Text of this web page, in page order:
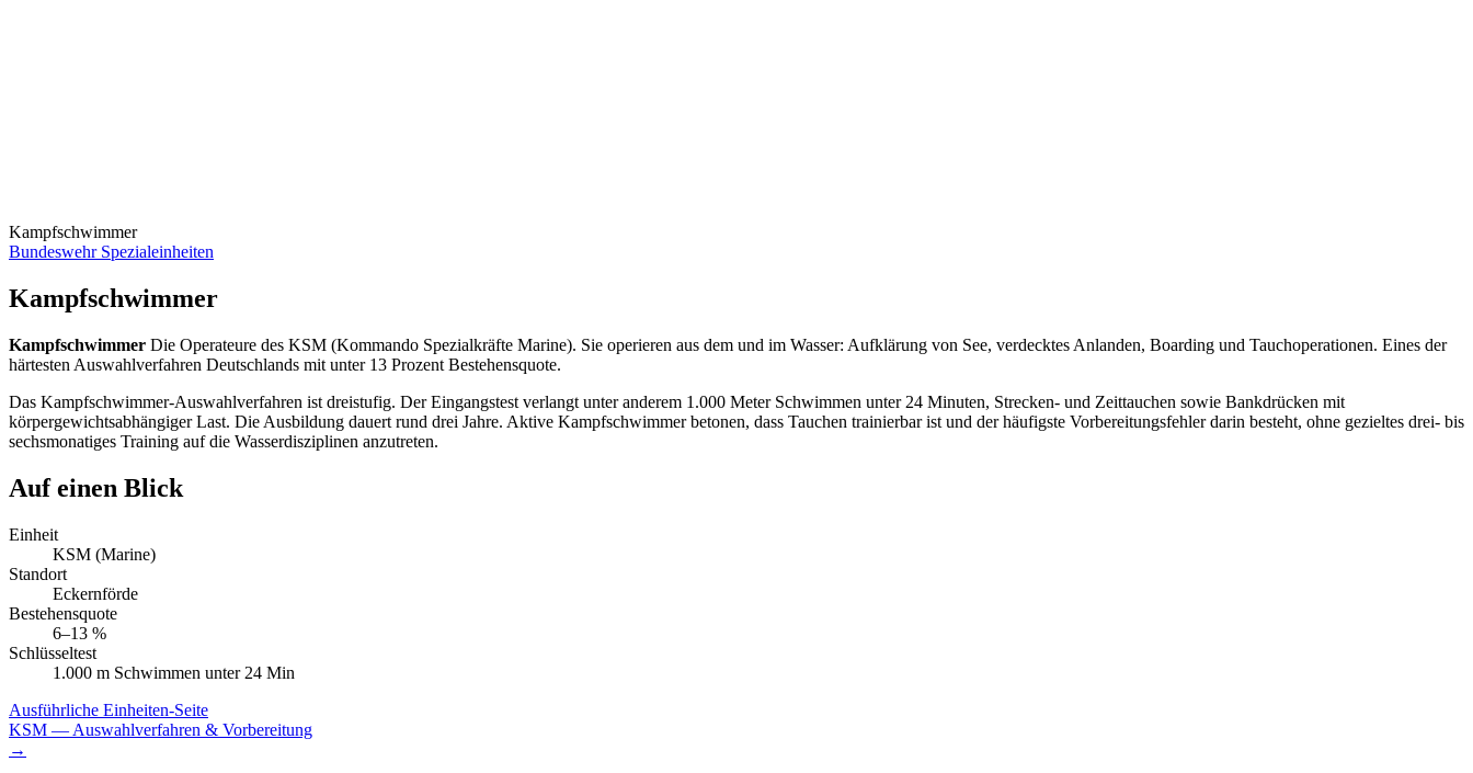
Kampfschwimmer
Bundeswehr Spezialeinheiten
Kampfschwimmer
Kampfschwimmer Die Operateure des KSM (Kommando Spezialkräfte Marine). Sie operieren aus dem und im Wasser: Aufklärung von See, verdecktes Anlanden, Boarding und Tauchoperationen. Eines der
härtesten Auswahlverfahren Deutschlands mit unter 13 Prozent Bestehensquote.
Das Kampfschwimmer-Auswahlverfahren ist dreistufig. Der Eingangstest verlangt unter anderem 1.000 Meter Schwimmen unter 24 Minuten, Strecken- und Zeittauchen sowie Bankdrücken mit
körpergewichtsabhängiger Last. Die Ausbildung dauert rund drei Jahre. Aktive Kampfschwimmer betonen, dass Tauchen trainierbar ist und der häufigste Vorbereitungsfehler darin besteht, ohne gezieltes drei- bis
sechsmonatiges Training auf die Wasserdisziplinen anzutreten.
Auf einen Blick
Einheit
KSM (Marine)
Standort
Eckernförde
Bestehensquote
6–13 %
Schlüsseltest
1.000 m Schwimmen unter 24 Min
Ausführliche Einheiten-Seite
KSM — Auswahlverfahren & Vorbereitung
→